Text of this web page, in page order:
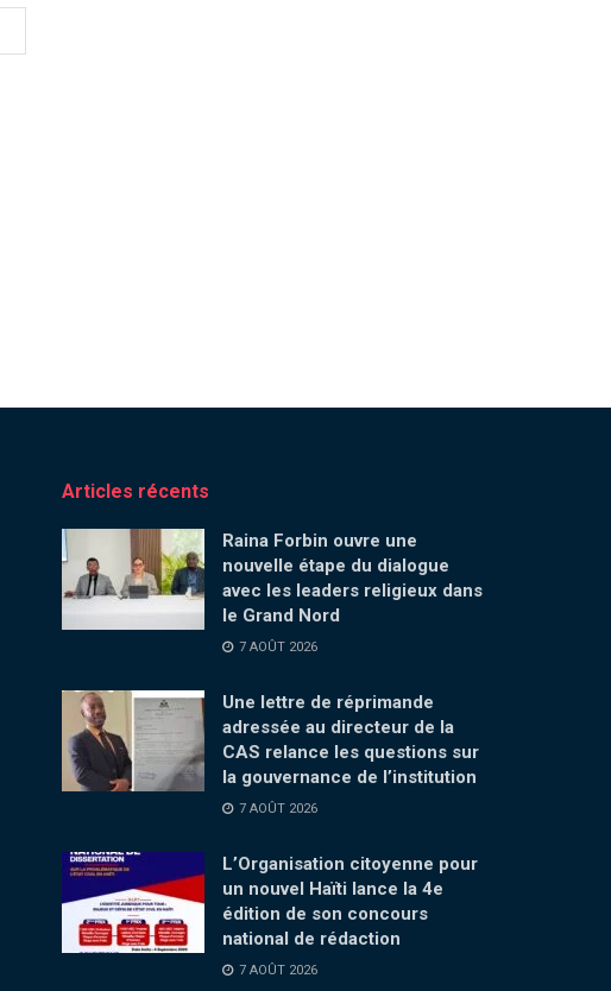
Articles récents
Raina Forbin ouvre une
nouvelle étape du dialogue
avec les leaders religieux dans
le Grand Nord
7 AOÛT 2026
Une lettre de réprimande
adressée au directeur de la
CAS relance les questions sur
la gouvernance de l’institution
7 AOÛT 2026
L’Organisation citoyenne pour
un nouvel Haïti lance la 4e
édition de son concours
national de rédaction
7 AOÛT 2026